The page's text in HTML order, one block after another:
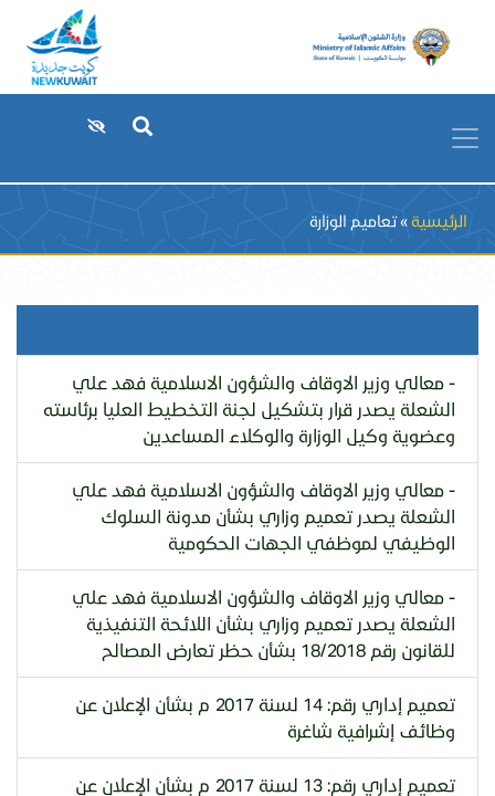
Breadcrumb
الرئيسية تعاميم الوزارة
- معالي وزير الاوقاف والشؤون الاسلامية فهد علي
الشعلة يصدر قرار بتشكيل لجنة التخطيط العليا برئاسته
وعضوية وكيل الوزارة والوكلاء المساعدين
- معالي وزير الاوقاف والشؤون الاسلامية فهد علي
الشعلة يصدر تعميم وزاري بشأن مدونة السلوك
الوظيفي لموظفي الجهات الحكومية
- معالي وزير الاوقاف والشؤون الاسلامية فهد علي
الشعلة يصدر تعميم وزاري بشأن اللائحة التنفيذية
للقانون رقم 18/2018 بشأن حظر تعارض المصالح
تعميم إداري رقم: 14 لسنة 2017 م بشأن الإعلان عن
وظائف إشرافية شاغرة
تعميم إداري رقم: 13 لسنة 2017 م بشأن الإعلان عن